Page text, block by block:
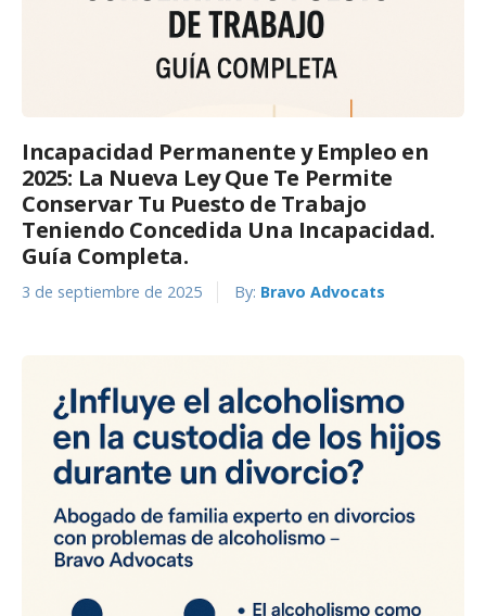
Incapacidad Permanente y Empleo en
2025: La Nueva Ley Que Te Permite
Conservar Tu Puesto de Trabajo
Teniendo Concedida Una Incapacidad.
Guía Completa.
3 de septiembre de 2025 By: Bravo Advocats